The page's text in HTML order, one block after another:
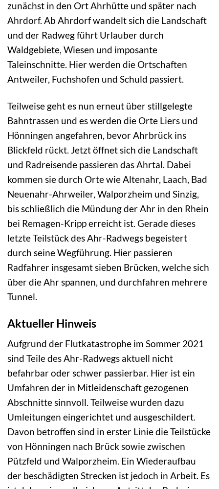
zunächst in den Ort Ahrhütte und später nach
Ahrdorf. Ab Ahrdorf wandelt sich die Landschaft
und der Radweg führt Urlauber durch
Waldgebiete, Wiesen und imposante
Taleinschnitte. Hier werden die Ortschaften
Antweiler, Fuchshofen und Schuld passiert.
Teilweise geht es nun erneut über stillgelegte
Bahntrassen und es werden die Orte Liers und
Hönningen angefahren, bevor Ahrbrück ins
Blickfeld rückt. Jetzt öffnet sich die Landschaft
und Radreisende passieren das Ahrtal. Dabei
kommen sie durch Orte wie Altenahr, Laach, Bad
Neuenahr-Ahrweiler, Walporzheim und Sinzig,
bis schließlich die Mündung der Ahr in den Rhein
bei Remagen-Kripp erreicht ist. Gerade dieses
letzte Teilstück des Ahr-Radwegs begeistert
durch seine Wegführung. Hier passieren
Radfahrer insgesamt sieben Brücken, welche sich
über die Ahr spannen, und durchfahren mehrere
Tunnel.
Aktueller Hinweis
Aufgrund der Flutkatastrophe im Sommer 2021
sind Teile des Ahr-Radwegs aktuell nicht
befahrbar oder schwer passierbar. Hier ist ein
Umfahren der in Mitleidenschaft gezogenen
Abschnitte sinnvoll. Teilweise wurden dazu
Umleitungen eingerichtet und ausgeschildert.
Davon betroffen sind in erster Linie die Teilstücke
von Hönningen nach Brück sowie zwischen
Pützfeld und Walporzheim. Ein Wiederaufbau
der beschädigten Strecken ist jedoch in Arbeit. Es